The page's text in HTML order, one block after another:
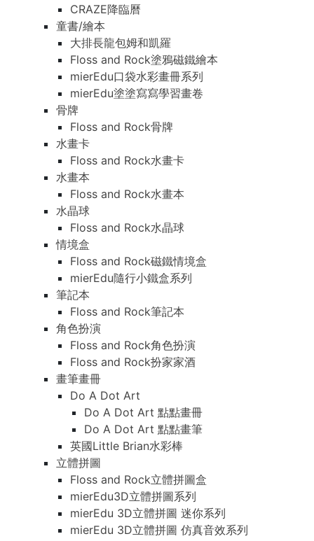
CRAZE降臨曆
童書/繪本
大排長龍包姆和凱羅
Floss and Rock塗鴉磁鐵繪本
mierEdu口袋水彩畫冊系列
mierEdu塗塗寫寫學習畫卷
骨牌
Floss and Rock骨牌
水畫卡
Floss and Rock水畫卡
水畫本
Floss and Rock水畫本
水晶球
Floss and Rock水晶球
情境盒
Floss and Rock磁鐵情境盒
mierEdu隨行小鐵盒系列
筆記本
Floss and Rock筆記本
角色扮演
Floss and Rock角色扮演
Floss and Rock扮家家酒
畫筆畫冊
Do A Dot Art
Do A Dot Art 點點畫冊
Do A Dot Art 點點畫筆
英國Little Brian水彩棒
立體拼圖
Floss and Rock立體拼圖盒
mierEdu3D立體拼圖系列
mierEdu 3D立體拼圖 迷你系列
mierEdu 3D立體拼圖 仿真音效系列